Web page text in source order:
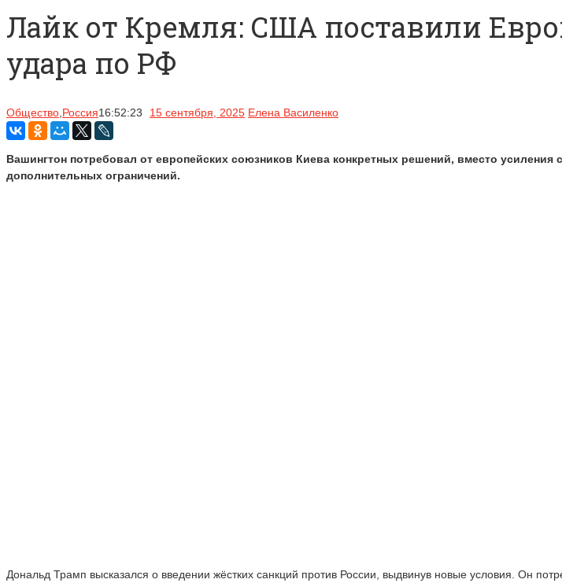
Лайк от Кремля: США поставили
удара по РФ
Общество Россия16:52:23 15 сентября, 2025 Елена Василенко
Вашингтон потребовал от европейских союзников Киева конкретных решений, вместо
дополнительных ограничений.
Дональд Трамп высказался о введении жёстких санкций против России, выдвинув новые условия. Он